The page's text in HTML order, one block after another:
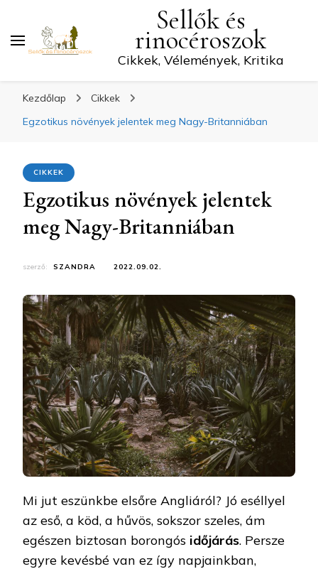
Sellők és
rinocéroszok
Cikkek, Vélemények, Kritika
Kezdőlap
Cikkek
Egzotikus növények jelentek meg Nagy-Britanniában
CIKKEK
Egzotikus növények jelentek
meg Nagy-Britanniában
szerző: SZANDRA 2022.09.02.
Mi jut eszünkbe elsőre Angliáról? Jó eséllyel
az eső, a köd, a hűvös, sokszor szeles, ám
egészen biztosan borongós időjárás. Persze
egyre kevésbé van ez így napjainkban,